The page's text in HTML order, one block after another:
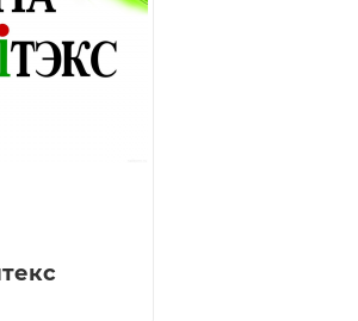
кто любит, когда косметика